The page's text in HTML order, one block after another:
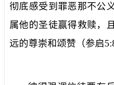
彻底感受到罪恶那不公
属他的圣徒赢得救赎，
远的尊崇和颂赞（参启